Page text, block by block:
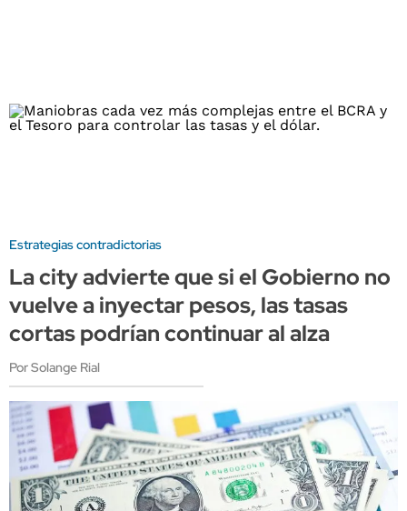
Estrategias contradictorias
La city advierte que si el Gobierno no
vuelve a inyectar pesos, las tasas
cortas podrían continuar al alza
Por Solange Rial